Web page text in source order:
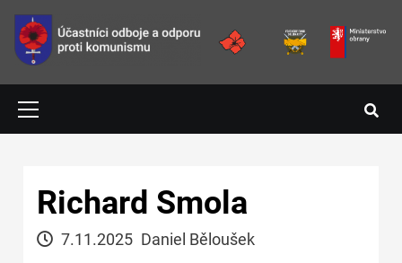
Přejít k hlavnímu obsahu
Menu
Richard Smola
7.11.2025 Daniel Běloušek